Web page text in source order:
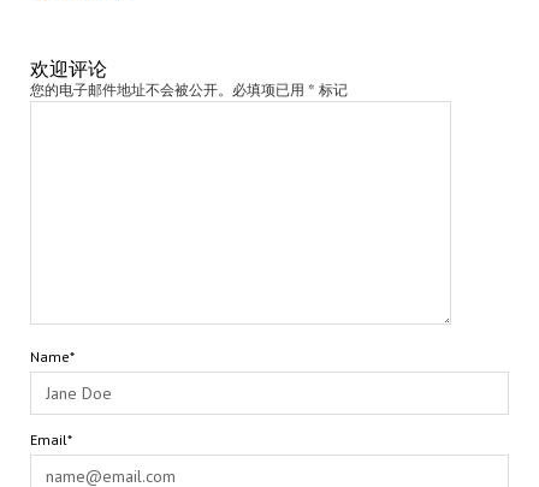
欢迎评论
您的电子邮件地址不会被公开。必填项已用 * 标记
Name*
Email*